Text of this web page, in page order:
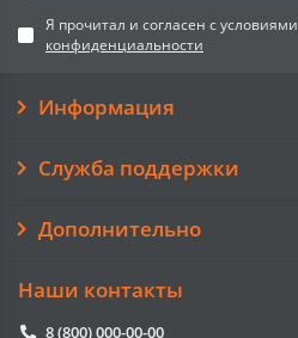
Я прочитал и согласен с условиями
конфиденциальности
Информация
Служба поддержки
Дополнительно
Наши контакты
8 (800) 000-00-00